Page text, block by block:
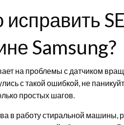
Samsung?
на проблемы с датчиком
с такой ошибкой, не
простых шагов.
в работу стиральной машины,